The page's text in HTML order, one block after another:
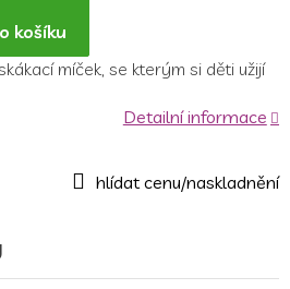
košíku
míček, se kterým si děti užijí
Detailní informace